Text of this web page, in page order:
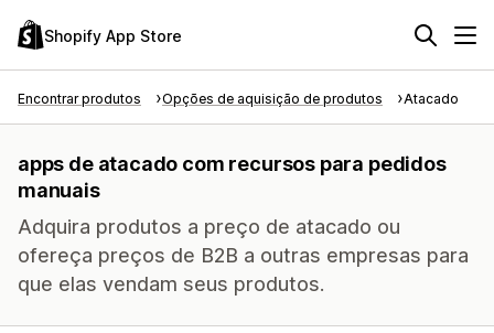
Shopify App Store
Encontrar produtos Opções de aquisição de produtos Atacado
apps de atacado com recursos para pedidos
manuais
Adquira produtos a preço de atacado ou
ofereça preços de B2B a outras empresas para
que elas vendam seus produtos.